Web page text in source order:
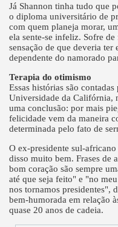
Já Shannon tinha tudo que
o diploma universitário de
com quem planeja morar,
ela sente-se infeliz. Sofre
sensação de que deveria ter
dependente do namorado
Terapia do otimismo
Essas histórias são
Universidade da Califórnia,
uma conclusão: por mais
felicidade vem da maneira
determinada pelo fato de
O ex-presidente sul-
disso muito bem. Frases de
bom coração são sempre
até que seja feito" e "no
nos tornamos presidentes",
bem-humorada em relação
quase 20 anos de cadeia.